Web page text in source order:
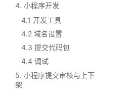
4. 小程序开发
4.1 开发工具
4.2 域名设置
4.3 提交代码包
4.4 调试
5. 小程序提交审核与上下
架